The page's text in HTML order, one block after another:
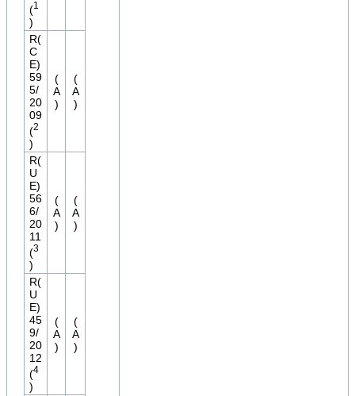
(1
)
R(
C
E)
59
5/
20
09
(2
)
(
A
)
(
A
)
R(
U
E)
56
6/
20
11
(3
)
(
A
)
(
A
)
R(
U
E)
45
9/
20
12
(4
)
(
A
)
(
A
)